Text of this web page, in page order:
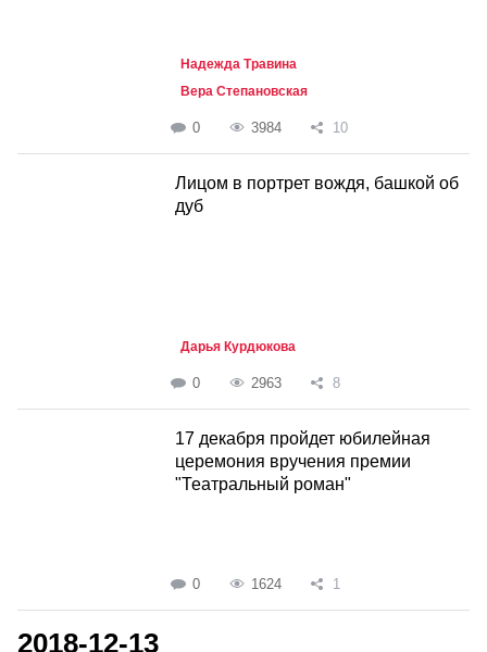
Надежда Травина
Вера Степановская
0 3984 10
Лицом в портрет вождя, башкой об
дуб
Дарья Курдюкова
0 2963 8
17 декабря пройдет юбилейная
церемония вручения премии
"Театральный роман"
0 1624 1
2018-12-13